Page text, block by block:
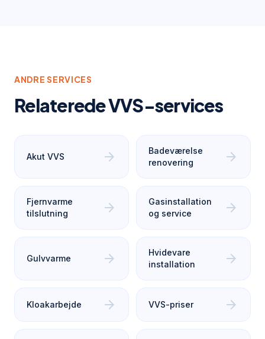
ANDRE SERVICES
Relaterede VVS-services
Akut VVS arrow_forward
Badeværelse
renovering
arrow_forward
Fjernvarme
tilslutning
arrow_forward
Gasinstallation
og service
arrow_forward
Gulvvarme arrow_forward
Hvidevare
installation
arrow_forward
Kloakarbejde arrow_forward VVS-priser arrow_forward